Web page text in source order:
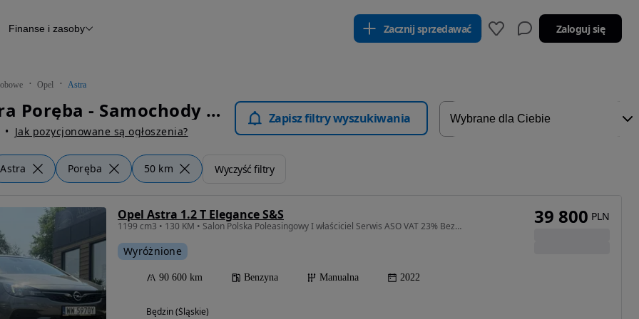
Raport z inspekcji
Otomoto News
Finanse i zasoby Zacznij sprzedawać Zaloguj się
Opel Astra
Opel Astra Poręba - Samochody Osobowe
Jak pozycjonowane są ogłoszenia?
Zapisz filtry wyszukiwania
Astra Poręba 50 km Wyczyść filtry
Opel Astra 1.2 T Elegance S&S
1199 cm3 • 130 KM • Salon Polska Poleasingowy I właściciel Serwis ASO VAT 23% Bezwypadkowy
Wyróżnione
90 600 km Benzyna Manualna 2022
Będzin (Śląskie)
39 800 PLN